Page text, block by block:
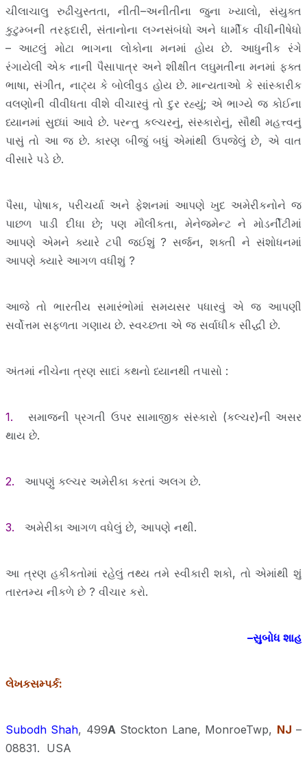
ચીલાચાલુ રુઢીચુસ્તતા, નીતી–અનીતીના જુના ખ્યાલો, સંયુક્ત
કુટુમ્બની તરફદારી, સંતાનોના લગ્નસંબંધો અને ધાર્મીક વીધીનીષેધો
– આટલું મોટા ભાગના લોકોના મનમાં હોય છે. આધુનીક રંગે
રંગાયેલી એક નાની પૈસાપાત્ર અને શીક્ષીત લઘુમતીના મનમાં ફક્ત
ભાષા, સંગીત, નાટ્ય કે બોલીવુડ હોય છે. માન્યતાઓ કે સાંસ્કારીક
વલણોની વીવીધતા વીશે વીચારવું તો દુર રહ્યું; એ ભાગ્યે જ કોઈના
ધ્યાનમાં સુધ્ધાં આવે છે. પરન્તુ કલ્ચરનું, સંસ્કારોનું, સૌથી મહત્ત્વનું
પાસું તો આ જ છે. કારણ બીજું બધું એમાંથી ઉપજેલું છે, એ વાત
વીસારે પડે છે.
પૈસા, પોષાક, પરીચર્યા અને ફેશનમાં આપણે ખુદ અમેરીકનોને જ
પાછળ પાડી દીધા છે; પણ મૌલીકતા, મેનેજમેન્ટ ને મોડર્નીટીમાં
આપણે એમને ક્યારે ટપી જઈશું ? સર્જન, શક્તી ને સંશોધનમાં
આપણે ક્યારે આગળ વધીશું ?
આજે તો ભારતીય સમારંભોમાં સમયસર પધારવું એ જ આપણી
સર્વોત્તમ સફળતા ગણાય છે. સ્વચ્છતા એ જ સર્વાધીક સીદ્ધી છે.
અંતમાં નીચેના ત્રણ સાદાં કથનો ધ્યાનથી તપાસો :
1. સમાજની પ્રગતી ઉપર સામાજીક સંસ્કારો (કલ્ચર)ની અસર
થાય છે.
2. આપણું કલ્ચર અમેરીકા કરતાં અલગ છે.
3. અમેરીકા આગળ વધેલું છે, આપણે નથી.
આ ત્રણ હકીકતોમાં રહેલું તથ્ય તમે સ્વીકારી શકો, તો એમાંથી શું
તારતમ્ય નીકળે છે ? વીચાર કરો.
–સુબોધ શાહ
લેખકસમ્પર્ક:
Subodh Shah, 499AStockton Lane, MonroeTwp, NJ –
08831. USA